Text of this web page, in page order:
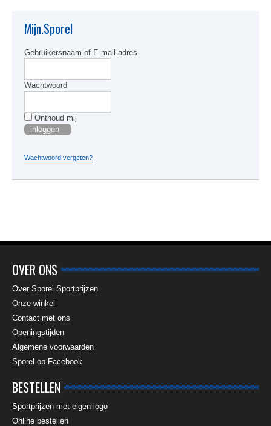
Mijn.Sporel
Gebruikersnaam of E-mail adres
Wachtwoord
Onthoud mij
Wachtwoord vergeten?
OVER ONS
Over Sporel Sportprijzen
Onze winkel
Contact met ons
Openingstijden
Algemene voorwaarden
Sporel op Facebook
BESTELLEN
Sportprijzen met eigen logo
Online bestellen